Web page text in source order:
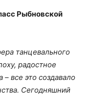
Рыбновской
танцевального
радостное
– все это создавало
Сегодняшний